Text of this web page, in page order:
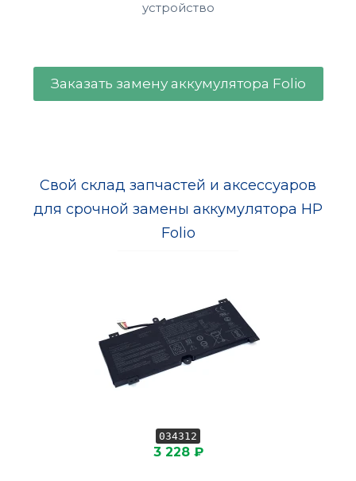
устройство
Заказать замену аккумулятора Folio
Свой склад запчастей и аксессуаров
для срочной замены аккумулятора HP
Folio
034312
3 228 ₽